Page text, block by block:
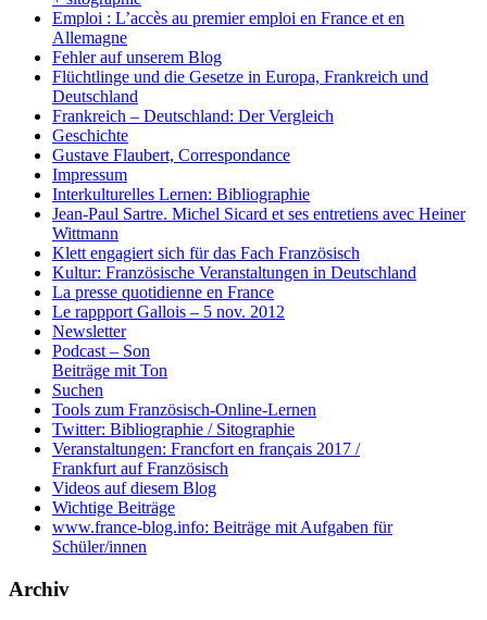
Emploi : L’accès au premier emploi en France et en
Allemagne
Fehler auf unserem Blog
Flüchtlinge und die Gesetze in Europa, Frankreich und
Deutschland
Frankreich – Deutschland: Der Vergleich
Geschichte
Gustave Flaubert, Correspondance
Impressum
Interkulturelles Lernen: Bibliographie
Jean-Paul Sartre. Michel Sicard et ses entretiens avec Heiner
Wittmann
Klett engagiert sich für das Fach Französisch
Kultur: Französische Veranstaltungen in Deutschland
La presse quotidienne en France
Le rappport Gallois – 5 nov. 2012
Newsletter
Podcast – Son
Beiträge mit Ton
Suchen
Tools zum Französisch-Online-Lernen
Twitter: Bibliographie / Sitographie
Veranstaltungen: Francfort en français 2017 /
Frankfurt auf Französisch
Videos auf diesem Blog
Wichtige Beiträge
www.france-blog.info: Beiträge mit Aufgaben für
Schüler/innen
Archiv